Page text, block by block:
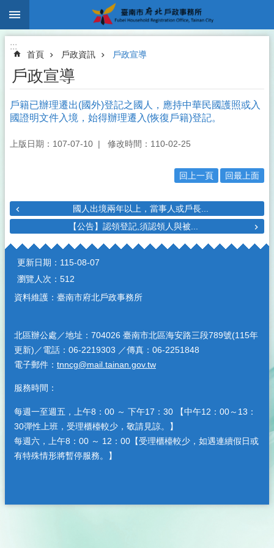
跳到主要內容區塊
:::
首頁 戶政資訊 戶政宣導
戶政宣導
戶籍已辦理遷出(國外)登記之國人，應持中華民國護照或入
國證明文件入境，始得辦理遷入(恢復戶籍)登記。
上版日期：107-07-10 修改時間：110-02-25
回上一頁 回最上面
國人出境兩年以上，當事人或戶長...
【公告】認領登記,須認領人與被...
:::
更新日期： 115-08-07
瀏覽人次： 512
資料維護：臺南市府北戶政事務所
北區辦公處／地址：704026 臺南市北區海安路三段789號(115年
更新)／電話：06-2219303 ／傳真：06-2251848
電子郵件： tnncg@mail.tainan.gov.tw
服務時間：
每週一至週五，上午8：00 ～ 下午17：30 【中午12：00～13：
30彈性上班，受理櫃檯較少，敬請見諒。】
每週六，上午8：00 ～ 12：00【受理櫃檯較少，如遇連續假日或
有特殊情形將暫停服務。】